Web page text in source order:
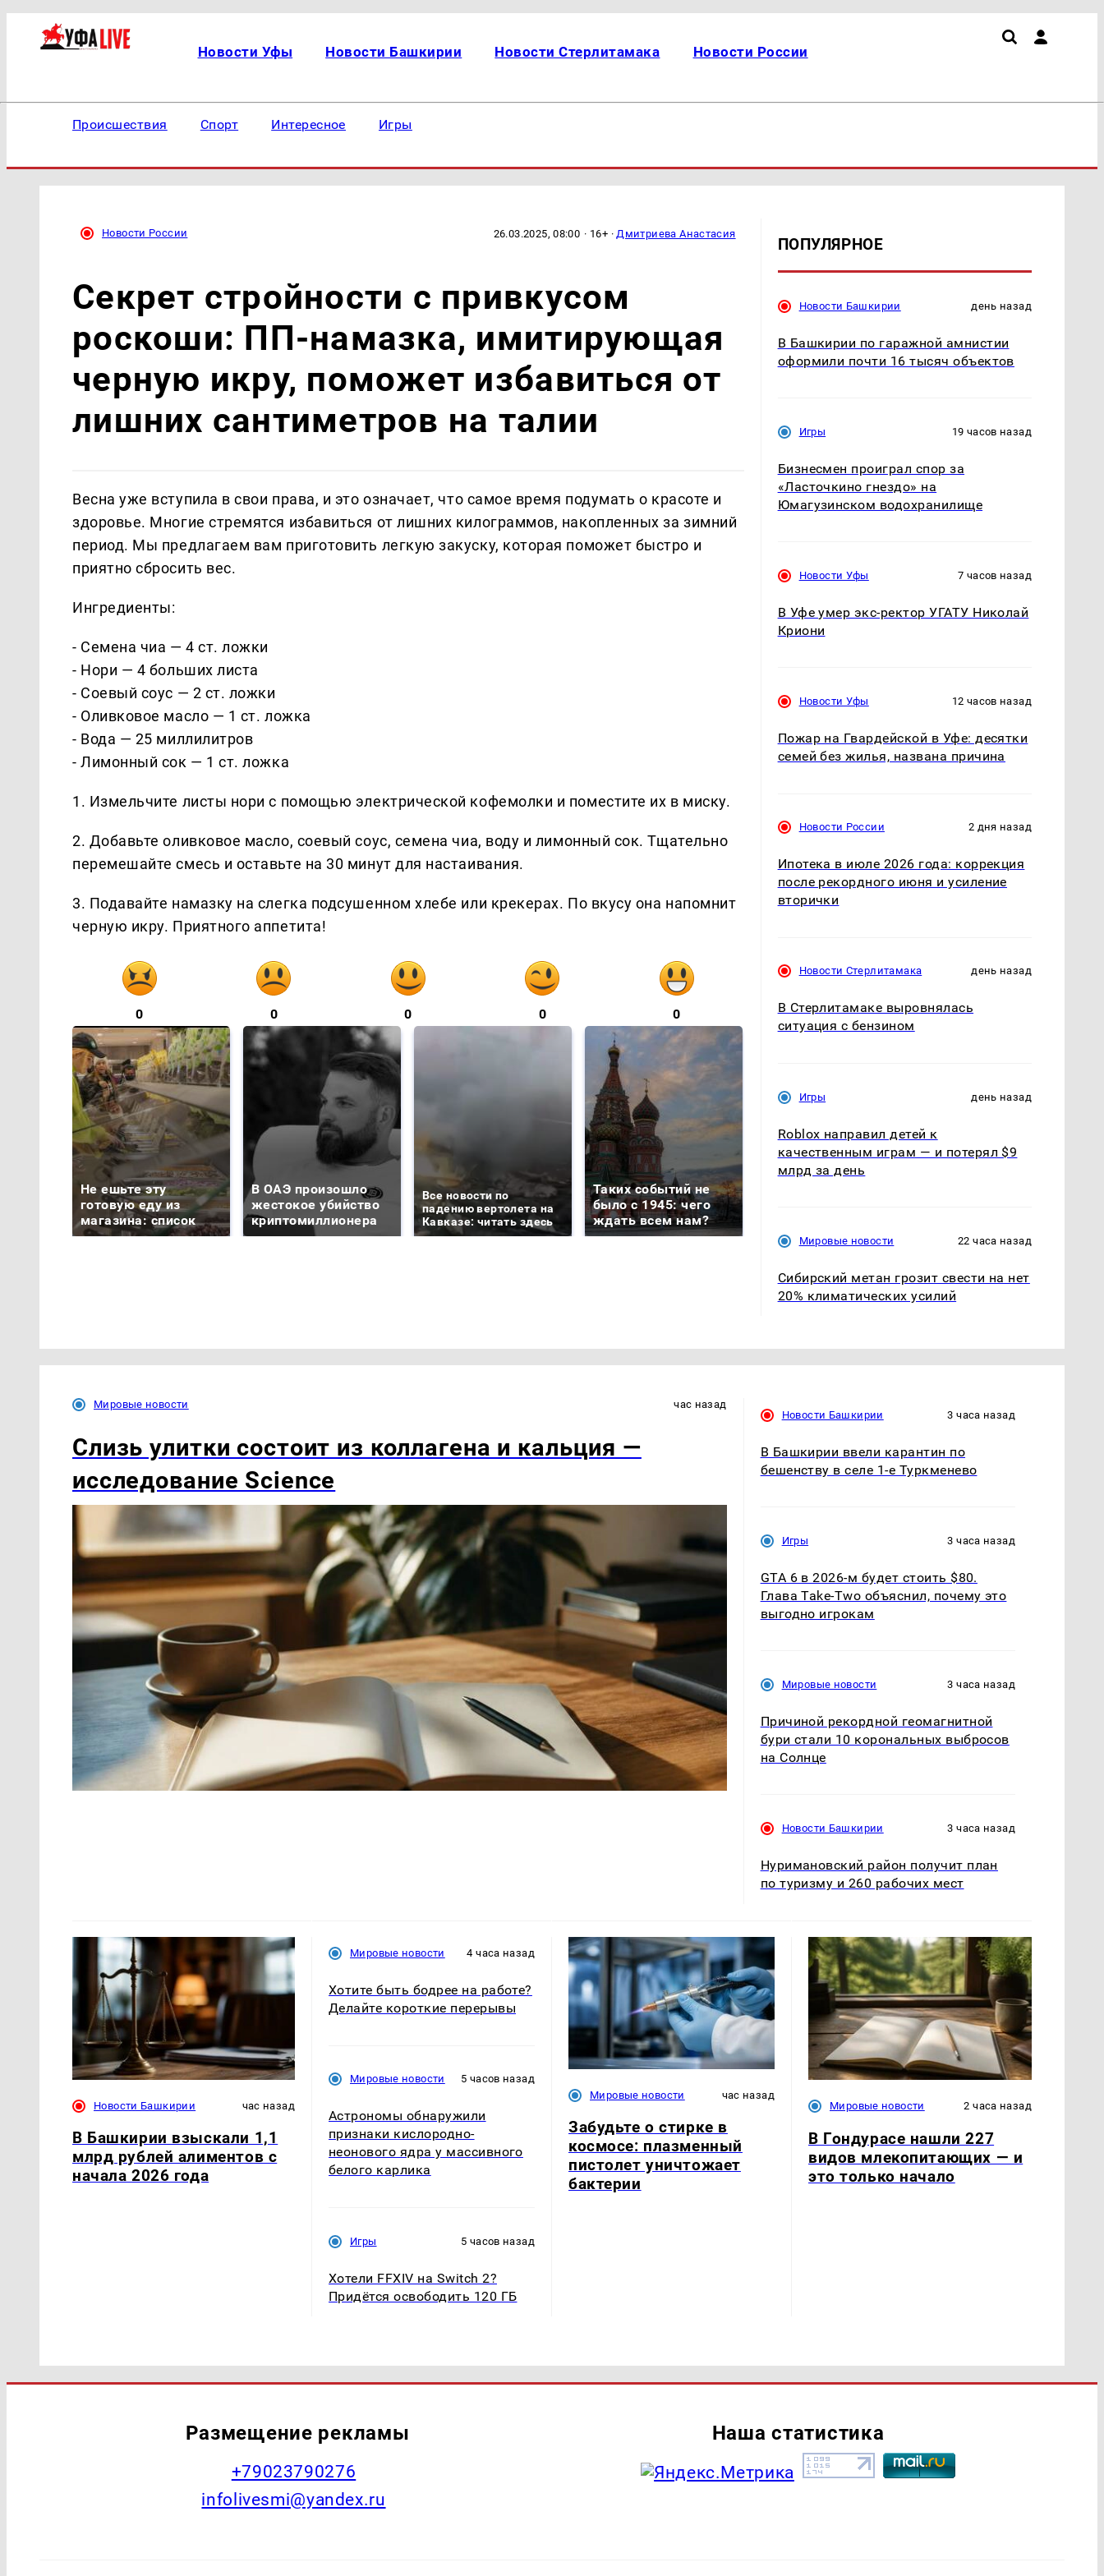
Новости Уфы Новости Башкирии Новости Стерлитамака Новости России
Происшествия Спорт Интересное Игры
Новости России 26.03.2025, 08:00 · 16+ · Дмитриева Анастасия
Секрет стройности с привкусом
роскоши: ПП-намазка, имитирующая
черную икру, поможет избавиться от
лишних сантиметров на талии
Весна уже вступила в свои права, и это означает, что самое время подумать о красоте и
здоровье. Многие стремятся избавиться от лишних килограммов, накопленных за зимний
период. Мы предлагаем вам приготовить легкую закуску, которая поможет быстро и
приятно сбросить вес.
Ингредиенты:
- Семена чиа — 4 ст. ложки
- Нори — 4 больших листа
- Соевый соус — 2 ст. ложки
- Оливковое масло — 1 ст. ложка
- Вода — 25 миллилитров
- Лимонный сок — 1 ст. ложка
1. Измельчите листы нори с помощью электрической кофемолки и поместите их в миску.
2. Добавьте оливковое масло, соевый соус, семена чиа, воду и лимонный сок. Тщательно
перемешайте смесь и оставьте на 30 минут для настаивания.
3. Подавайте намазку на слегка подсушенном хлебе или крекерах. По вкусу она напомнит
черную икру. Приятного аппетита!
0 0 0 0 0
Не ешьте эту
готовую еду из
магазина: список
В ОАЭ произошло
жестокое убийство
криптомиллионера
Все новости по
падению вертолета на
Кавказе: читать здесь
Таких событий не
было с 1945: чего
ждать всем нам?
ПОПУЛЯРНОЕ
Новости Башкирии день назад
В Башкирии по гаражной амнистии
оформили почти 16 тысяч объектов
Игры 19 часов назад
Бизнесмен проиграл спор за
«Ласточкино гнездо» на
Юмагузинском водохранилище
Новости Уфы 7 часов назад
В Уфе умер экс-ректор УГАТУ Николай
Криони
Новости Уфы 12 часов назад
Пожар на Гвардейской в Уфе: десятки
семей без жилья, названа причина
Новости России 2 дня назад
Ипотека в июле 2026 года: коррекция
после рекордного июня и усиление
вторички
Новости Стерлитамака день назад
В Стерлитамаке выровнялась
ситуация с бензином
Игры день назад
Roblox направил детей к
качественным играм — и потерял $9
млрд за день
Мировые новости 22 часа назад
Сибирский метан грозит свести на нет
20% климатических усилий
Мировые новости час назад
Слизь улитки состоит из коллагена и кальция —
исследование Science
Новости Башкирии 3 часа назад
В Башкирии ввели карантин по
бешенству в селе 1-е Туркменево
Игры 3 часа назад
GTA 6 в 2026-м будет стоить $80.
Глава Take-Two объяснил, почему это
выгодно игрокам
Мировые новости 3 часа назад
Причиной рекордной геомагнитной
бури стали 10 корональных выбросов
на Солнце
Новости Башкирии 3 часа назад
Нуримановский район получит план
по туризму и 260 рабочих мест
Новости Башкирии час назад
В Башкирии взыскали 1,1
млрд рублей алиментов с
начала 2026 года
Мировые новости 4 часа назад
Хотите быть бодрее на работе?
Делайте короткие перерывы
Мировые новости 5 часов назад
Астрономы обнаружили
признаки кислородно-
неонового ядра у массивного
белого карлика
Игры 5 часов назад
Хотели FFXIV на Switch 2?
Придётся освободить 120 ГБ
Мировые новости час назад
Забудьте о стирке в
космосе: плазменный
пистолет уничтожает
бактерии
Мировые новости 2 часа назад
В Гондурасе нашли 227
видов млекопитающих — и
это только начало
Размещение рекламы
+79023790276
infolivesmi@yandex.ru
Наша статистика